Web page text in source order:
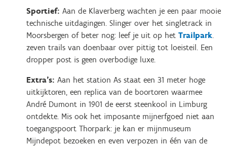
Sportief: Aan de Klaverberg wachten je een paar mooie
technische uitdagingen. Slinger over het singletrack in
Moorsbergen of beter nog: leef je uit op het Trailpark.
zeven trails van doenbaar over pittig tot loeisteil. Een
dropper post is geen overbodige luxe.
Extra's: Aan het station As staat een 31 meter hoge
uitkijktoren, een replica van de boortoren waarmee
André Dumont in 1901 de eerst steenkool in Limburg
ontdekte. Mis ook het imposante mijnerfgoed niet aan
toegangspoort Thorpark: je kan er mijnmuseum
Mijndepot bezoeken en even verpozen in één van de